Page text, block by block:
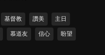
基督教 讚美 主日
慕道友 信心 盼望